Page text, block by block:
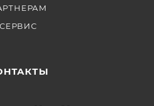
СЕРВИС